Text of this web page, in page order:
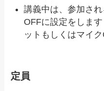
講義中は、参加さ
OFFに設定をしま
ットもしくはマイ
定員